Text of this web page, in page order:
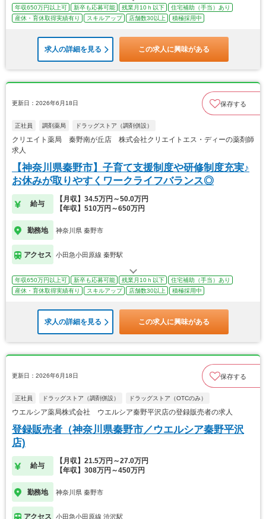
年収650万円以上可 新卒も応募可能 残業月10ｈ以下
住宅補助（手当）あり
産休・育休取得実績有り
スキルアップ 店舗数30以上 積極採用中
求人の詳細を見る この求人に興味がある
更新日：2026年6月18日 保存する
正社員 調剤薬局 ドラッグストア（調剤併設）
クリエイト薬局 秦野南が丘店 株式会社クリエイトエス・ディーの薬剤師
求人
【神奈川県秦野市】子育て支援制度や研修制度充実♪
お休みが取りやすくワークライフバランス◎
給与
【月収】34.5万円～50.0万円
【年収】510万円～650万円
勤務地 神奈川県 秦野市
アクセス 小田急小田原線 秦野駅
年収650万円以上可 新卒も応募可能 残業月10ｈ以下
住宅補助（手当）あり
産休・育休取得実績有り
スキルアップ 店舗数30以上 積極採用中
求人の詳細を見る この求人に興味がある
更新日：2026年6月18日 保存する
正社員 ドラッグストア（調剤併設） ドラッグストア（OTCのみ）
ウエルシア薬局株式会社 ウエルシア秦野平沢店の登録販売者の求人
登録販売者（神奈川県秦野市／ウエルシア秦野平沢
店)
給与
【月収】21.5万円～27.0万円
【年収】308万円～450万円
勤務地 神奈川県 秦野市
アクセス 小田急小田原線 渋沢駅